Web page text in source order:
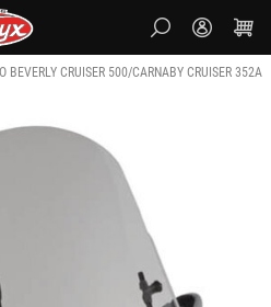
BEVERLY CRUISER 500/CARNABY CRUISER 352A